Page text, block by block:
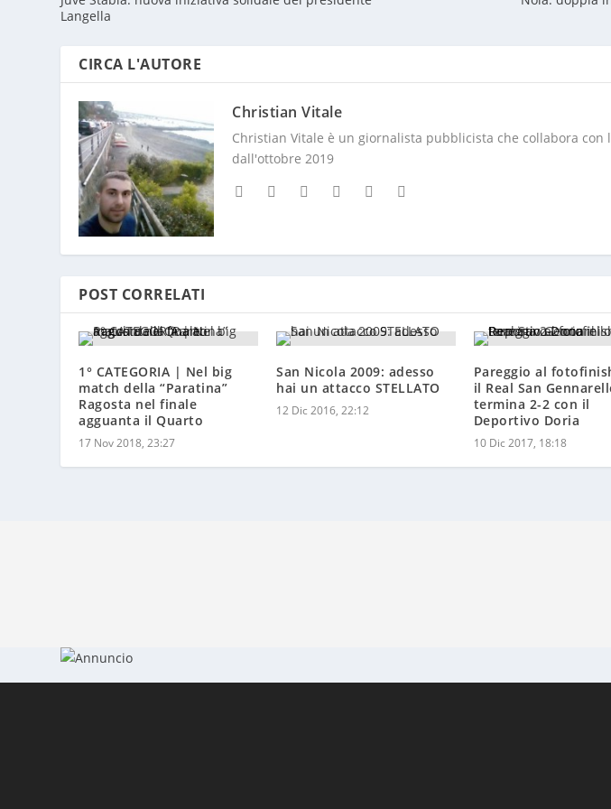
Christian Vitale è un giornalista pubblicista che collabora con
dall'ottobre 2019
1° CATEGORIA | Nel big
match della “Paratina”
Ragosta nel finale
agguanta il Quarto
17 Nov 2018, 23:27
San Nicola 2009: adesso
hai un attacco STELLATO
12 Dic 2016, 22:12
Pareggio al
il Real San
termina 2-2 con il
Deportivo Doria
10 Dic 2017, 18:18